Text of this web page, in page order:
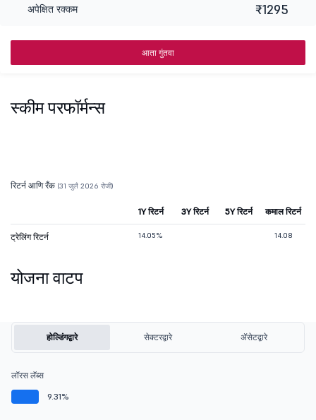
अपेक्षित रक्कम ₹1295
आता गुंतवा
स्कीम परफॉर्मन्स
रिटर्न आणि रँक (31 जुलै 2026 रोजी)
1Y रिटर्न 3Y रिटर्न 5Y रिटर्न कमाल रिटर्न
ट्रेलिंग रिटर्न 14.05% 14.08
योजना वाटप
होल्डिंगद्वारे सेक्टरद्वारे ॲसेटद्वारे
लॉरस लॅब्स
9.31%